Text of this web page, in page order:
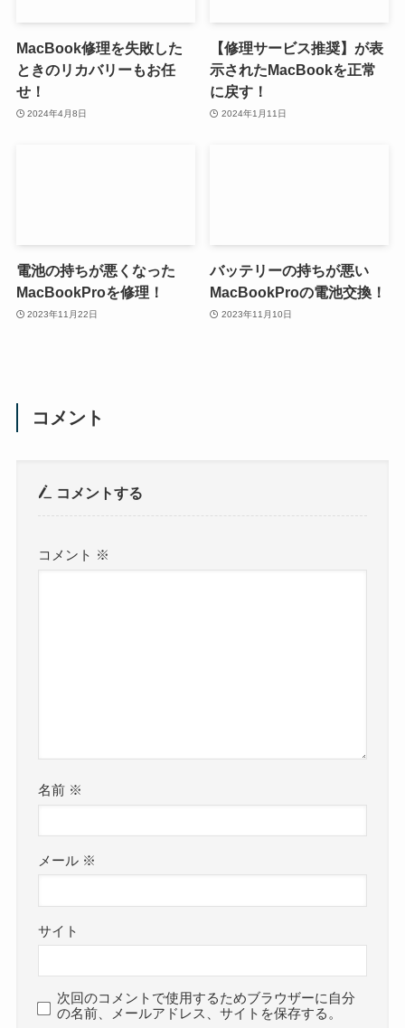
MacBook修理を失敗した
ときのリカバリーもお任
せ！
2024年4月8日
【修理サービス推奨】が表
示されたMacBookを正常
に戻す！
2024年1月11日
電池の持ちが悪くなった
MacBookProを修理！
2023年11月22日
バッテリーの持ちが悪い
MacBookProの電池交換！
2023年11月10日
コメント
コメントする
コメント ※
名前 ※
メール ※
サイト
次回のコメントで使用するためブラウザーに自分
の名前、メールアドレス、サイトを保存する。